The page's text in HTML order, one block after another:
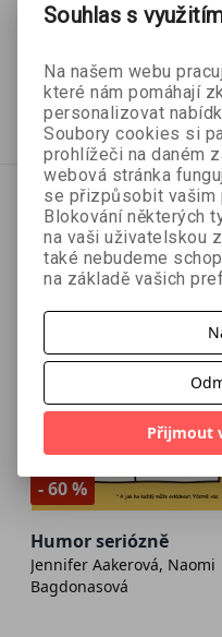
399 Kč 499 Kč
Přidat do košíku
- 60 %
Humor seriózně
Jennifer Aakerová, Naomi
Bagdonasová
Souhlas s
Na našem webu
které nám pomáhají
personalizovat
Soubory cookies si
prohlížeči na daném
webová stránka
se přizpůsobit vašim
Blokování některých
na vaši uživatelskou
také nebudeme
na základě vašich
Přijmout